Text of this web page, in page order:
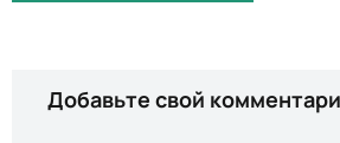
Добавьте свой